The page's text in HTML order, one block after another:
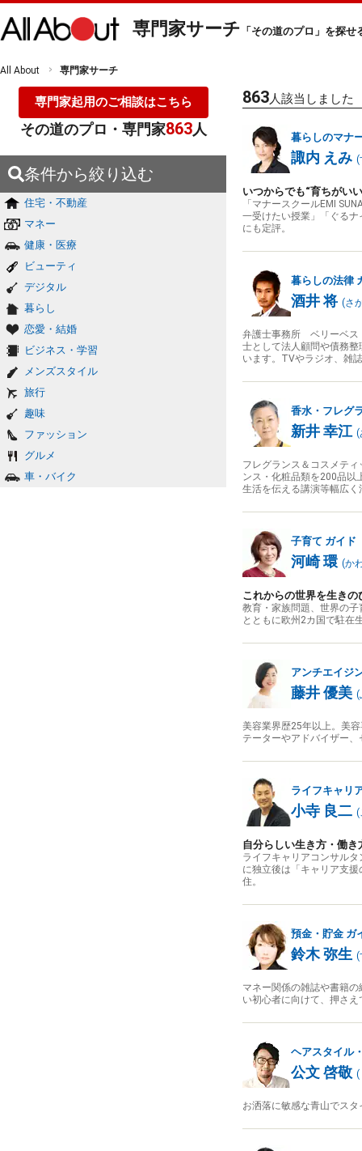
専門家サーチ 「その道のプロ」を探せ
All About 専門家サーチ
専門家起用のご相談はこちら
その道のプロ・専門家863人
条件から絞り込む
住宅・不動産
マネー
健康・医療
ビューティ
デジタル
暮らし
恋愛・結婚
ビジネス・学習
メンズスタイル
旅行
趣味
ファッション
グルメ
車・バイク
863人該当しました
暮らしのマナ
諏内 えみ (
いつからでも“育ちがい
「マナースクールEMI
一受けたい授業」「ぐる
にも定評。
暮らしの法律
酒井 将 (さ
弁護士事務所 ベリーベス
士として法人顧問や債務
います。TVやラジオ、雑
香水・フレグ
新井 幸江 (
フレグランス＆コスメテ
ンス・化粧品類を200品以
生活を伝える講演等幅広く
子育て ガイド
河崎 環 (か
これからの世界を生き
教育・家族問題、世界の
とともに欧州2カ国で駐在
アンチエイジ
藤井 優美 (
美容業界歴25年以上。美
テーターやアドバイザー
ライフキャリ
小寺 良二 (
自分らしい生き方・働
ライフキャリアコンサル
に独立後は「キャリア支
住。
預金・貯金 ガ
鈴木 弥生 (
マネー関係の雑誌や書籍
い初心者に向けて、押さ
ヘアスタイル
公文 啓敬 (
お洒落に敏感な青山でス